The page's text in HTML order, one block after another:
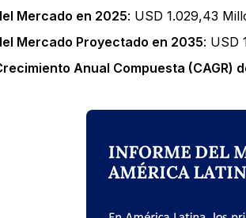
Mercado en 2025: USD 1.029,43
Mercado Proyectado en 2035: USD
Anual Compuesta (CAGR)